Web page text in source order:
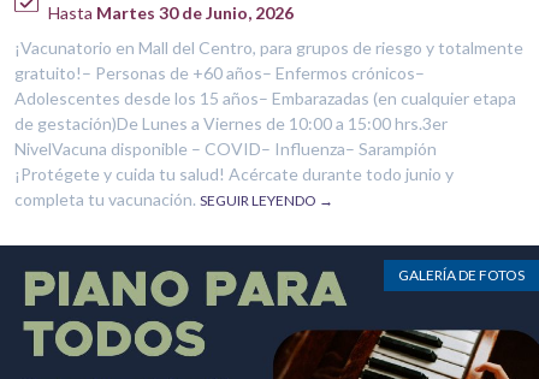
Hasta Martes 30 de Junio, 2026
¡Vacunatorio en Mall del Centro, para grupos de riesgo y totalmente
gratuito!– Personas de +60 años– Enfermos crónicos–
Adolescentes desde los 15 años– Embarazadas (en cualquier etapa
de gestación)De Lunes a Viernes de 10:00 a 15:00 hrs.3er
NivelVacuna disponible – COVID– Influenza– Sarampión
¡Protégete y cuida tu salud! Acércate durante todo junio y
completa tu vacunación. SEGUIR LEYENDO →
GALERÍA DE FOTOS